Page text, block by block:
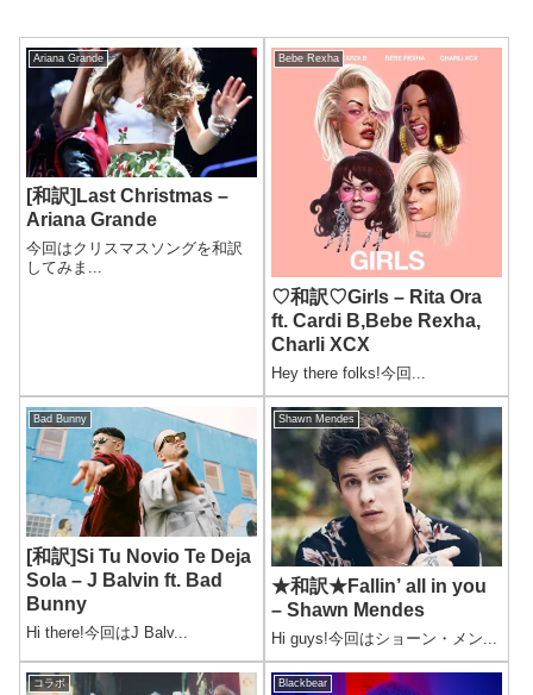
Ariana Grande
[和訳]Last Christmas –
Ariana Grande
今回はクリスマスソングを和訳
してみま...
Bebe Rexha
♡和訳♡Girls – Rita Ora
ft. Cardi B,Bebe Rexha,
Charli XCX
Hey there folks!今回...
Bad Bunny
[和訳]Si Tu Novio Te Deja
Sola – J Balvin ft. Bad
Bunny
Hi there!今回はJ Balv...
Shawn Mendes
★和訳★Fallin’ all in you
– Shawn Mendes
Hi guys!今回はショーン・メン...
コラボ Blackbear